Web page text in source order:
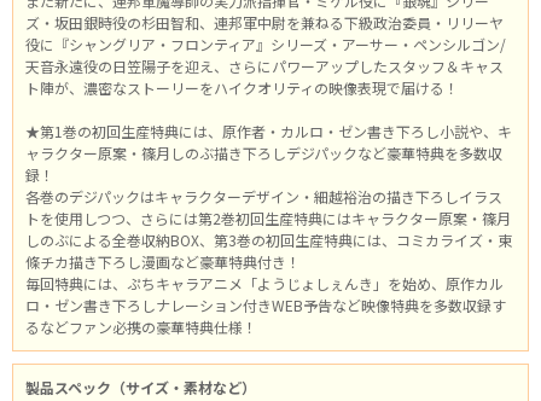
ズ・坂田銀時役の杉田智和、連邦軍中尉を兼ねる下級政治委員・リリーヤ
役に『シャングリア・フロンティア』シリーズ・アーサー・ペンシルゴン/
天音永遠役の日笠陽子を迎え、さらにパワーアップしたスタッフ＆キャス
ト陣が、濃密なストーリーをハイクオリティの映像表現で届ける！
★第1巻の初回生産特典には、原作者・カルロ・ゼン書き下ろし小説や、キ
ャラクター原案・篠月しのぶ描き下ろしデジパックなど豪華特典を多数収
録！
各巻のデジパックはキャラクターデザイン・細越裕治の描き下ろしイラス
トを使用しつつ、さらには第2巻初回生産特典にはキャラクター原案・篠月
しのぶによる全巻収納BOX、第3巻の初回生産特典には、コミカライズ・東
條チカ描き下ろし漫画など豪華特典付き！
毎回特典には、ぷちキャラアニメ「ようじょしぇんき」を始め、原作カル
ロ・ゼン書き下ろしナレーション付きWEB予告など映像特典を多数収録す
るなどファン必携の豪華特典仕様！
製品スペック（サイズ・素材など）